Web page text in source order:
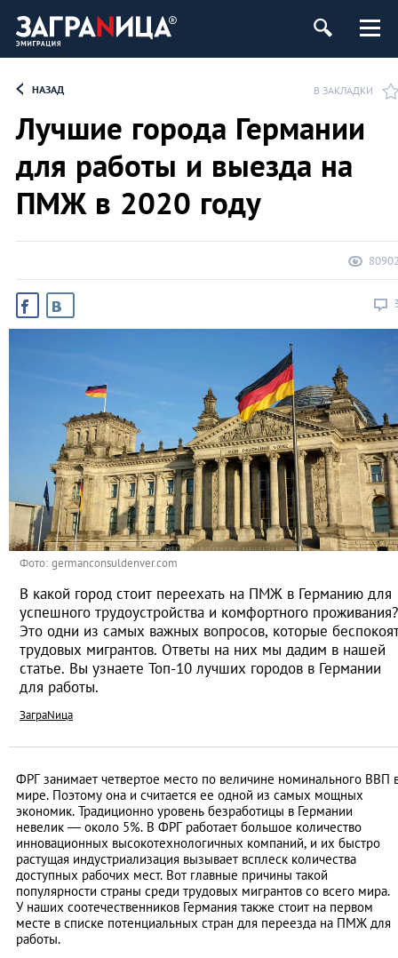
НАЗАД В ЗАКЛАДКИ
Лучшие города Германии
для работы и выезда на
ПМЖ в 2020 году
Фото: germanconsuldenver.com
В какой город стоит переехать на ПМЖ в Германию для
успешного трудоустройства и комфортного проживания?
Это одни из самых важных вопросов, которые
трудовых мигрантов. Ответы на них мы дадим в нашей
статье. Вы узнаете Топ-10 лучших городов в Германии
для работы.
ЗаграNица
ФРГ занимает четвертое место по величине номинального ВВП
мире. Поэтому она и считается ее одной из самых мощных
экономик. Традиционно уровень безработицы в Германии
невелик — около 5%. В ФРГ работает большое количество
инновационных высокотехнологичных компаний, и их быстро
растущая индустриализация вызывает всплеск количества
доступных рабочих мест. Вот главные причины такой
популярности страны среди трудовых мигрантов со всего мира.
У наших соотечественников Германия также стоит на первом
месте в списке потенциальных стран для переезда на ПМЖ для
работы.